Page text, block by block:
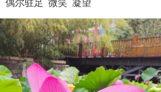
偶尔驻足 微笑 凝望